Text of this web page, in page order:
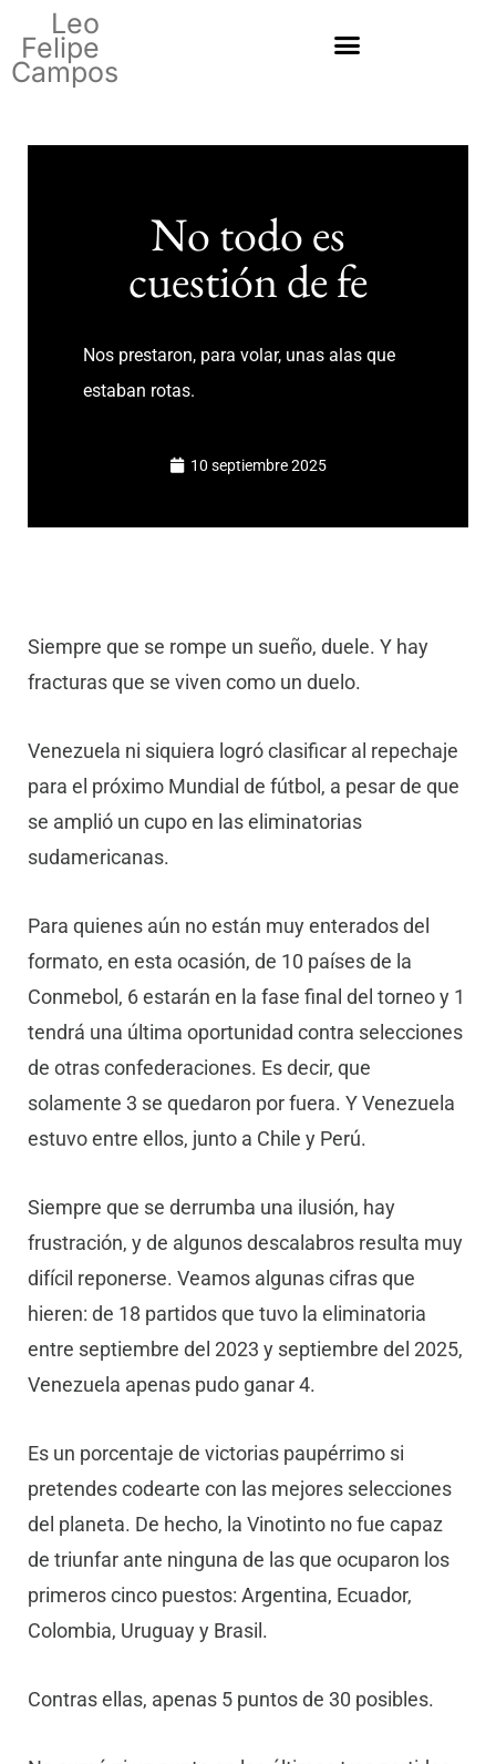
Leo
Felipe
Campos
No todo es
cuestión de fe
Nos prestaron, para volar, unas alas que
estaban rotas.
10 septiembre 2025
Siempre que se rompe un sueño, duele. Y hay
fracturas que se viven como un duelo.
Venezuela ni siquiera logró clasificar al repechaje
para el próximo Mundial de fútbol, a pesar de que
se amplió un cupo en las eliminatorias
sudamericanas.
Para quienes aún no están muy enterados del
formato, en esta ocasión, de 10 países de la
Conmebol, 6 estarán en la fase final del torneo y 1
tendrá una última oportunidad contra selecciones
de otras confederaciones. Es decir, que
solamente 3 se quedaron por fuera. Y Venezuela
estuvo entre ellos, junto a Chile y Perú.
Siempre que se derrumba una ilusión, hay
frustración, y de algunos descalabros resulta muy
difícil reponerse. Veamos algunas cifras que
hieren: de 18 partidos que tuvo la eliminatoria
entre septiembre del 2023 y septiembre del 2025,
Venezuela apenas pudo ganar 4.
Es un porcentaje de victorias paupérrimo si
pretendes codearte con las mejores selecciones
del planeta. De hecho, la Vinotinto no fue capaz
de triunfar ante ninguna de las que ocuparon los
primeros cinco puestos: Argentina, Ecuador,
Colombia, Uruguay y Brasil.
Contras ellas, apenas 5 puntos de 30 posibles.